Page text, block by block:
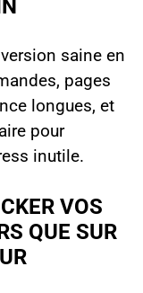
saine en
pages
longues, et
pour
inutile.
VOS
QUE SUR